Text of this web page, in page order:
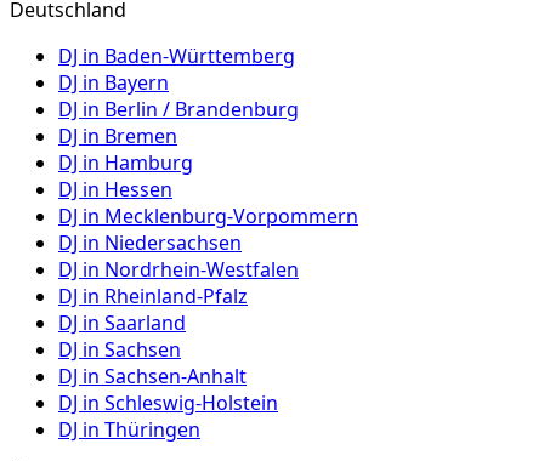
Deutschland
DJ in Baden-Württemberg
DJ in Bayern
DJ in Berlin / Brandenburg
DJ in Bremen
DJ in Hamburg
DJ in Hessen
DJ in Mecklenburg-Vorpommern
DJ in Niedersachsen
DJ in Nordrhein-Westfalen
DJ in Rheinland-Pfalz
DJ in Saarland
DJ in Sachsen
DJ in Sachsen-Anhalt
DJ in Schleswig-Holstein
DJ in Thüringen